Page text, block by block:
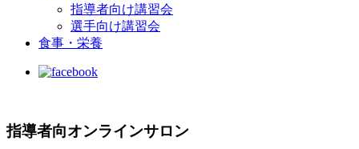
指導者向け講習会
選手向け講習会
食事・栄養
指導者向オンラインサロン